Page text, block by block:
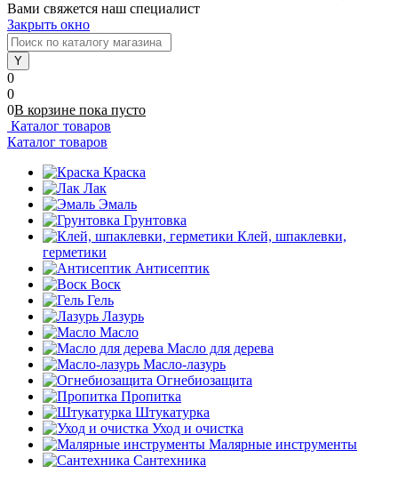
Вами свяжется наш специалист
Закрыть окно
0
0
0В корзине пока пусто
Каталог товаров
Каталог товаров
Краска
Лак
Эмаль
Грунтовка
Клей, шпаклевки,
герметики
Антисептик
Воск
Гель
Лазурь
Масло
Масло для дерева
Масло-лазурь
Огнебиозащита
Пропитка
Штукатурка
Уход и очистка
Малярные инструменты
Сантехника